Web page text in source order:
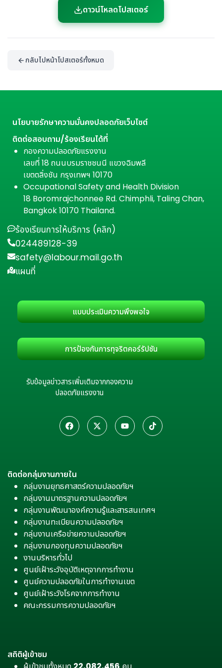
ดาวน์โหลดโปสเตอร์
กลับไปหน้าโปสเตอร์ทั้งหมด
นโยบายรักษาความมั่นคงปลอดภัยเว็บไซต์
ติดต่อสอบถาม/ร้องเรียนได้ที่
กองความปลอดภัยแรงงาน
เลขที่ 18 ถนนบรมราชชนนี แขวงฉิมพลี
เขตตลิ่งชัน กรุงเทพฯ 10170
Occupational Safety and Health Division
18 Boromrajchonnee Rd. Chimphli, Taling Chan,
Bangkok 10170 Thailand.
ร้องเรียนการให้บริการ (คลิก)
024489128-39
safety@labour.mail.go.th
แผนที่
แบบประเมินความพึงพอใจ
การป้องกันการทุจริตคอร์รัปชัน
รับข้อมูลข่าวสารเพิ่มเติมจากกองความ
ปลอดภัยแรงงาน
ติดต่อกลุ่มงานภายใน
กลุ่มงานยุทธศาสตร์ความปลอดภัยฯ
กลุ่มงานมาตรฐานความปลอดภัยฯ
กลุ่มงานพัฒนาองค์ความรู้และสารสนเทศฯ
กลุ่มงานทะเบียนความปลอดภัยฯ
กลุ่มงานเครือข่ายความปลอดภัยฯ
กลุ่มงานกองทุนความปลอดภัยฯ
งานบริหารทั่วไป
ศูนย์เฝ้าระวังอุบัติเหตุจากการทำงาน
ศูนย์ความปลอดภัยในการทำงานเขต
ศูนย์เฝ้าระวังโรคจากการทำงาน
คณะกรรมการความปลอดภัยฯ
สถิติผู้เข้าชม